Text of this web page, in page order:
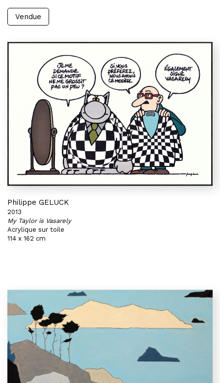
Vendue
Philippe GELUCK
2013
My Taylor is Vasarely
Acrylique sur toile
114 x 162 cm